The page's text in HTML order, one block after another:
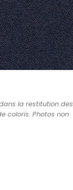
la restitution des
coloris. Photos non